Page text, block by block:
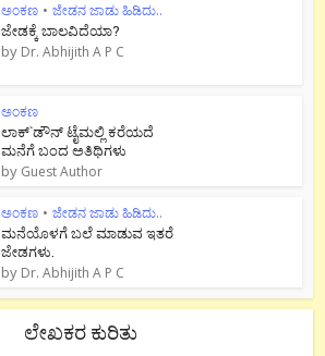
ಅಂಕಣ • ಜೇಡನ ಜಾಡು ಹಿಡಿದು..
ಜೇಡಕ್ಕೆ ಬಾಲವಿದೆಯಾ?
by Dr. Abhijith A P C
ಅಂಕಣ
ಲಾಕ್`ಡೌನ್ ಟೈಮಲ್ಲಿ ಕರೆಯದೆ
ಮನೆಗೆ ಬಂದ ಅತಿಥಿಗಳು
by Guest Author
ಅಂಕಣ • ಜೇಡನ ಜಾಡು ಹಿಡಿದು..
ಮನೆಯೊಳಗೆ ಬಲೆ ಮಾಡುವ ಇತರೆ
ಜೇಡಗಳು.
by Dr. Abhijith A P C
ಲೇಖಕರ ಕುರಿತು